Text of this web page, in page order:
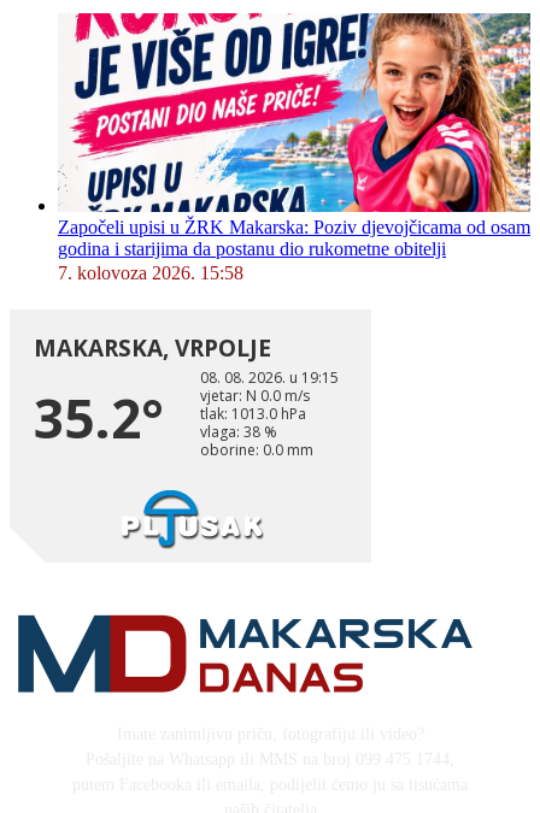
Započeli upisi u ŽRK Makarska: Poziv djevojčicama od osam
godina i starijima da postanu dio rukometne obitelji
7. kolovoza 2026. 15:58